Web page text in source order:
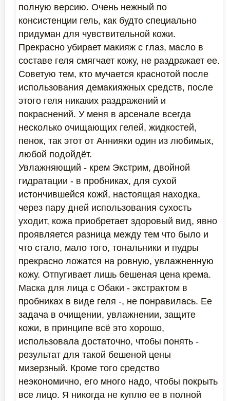
полную версию. Очень нежный по
консистенции гель, как будто специально
придуман для чувствительной кожи.
Прекрасно убирает макияж с глаз, масло в
составе геля смягчает кожу, не раздражает ее.
Советую тем, кто мучается краснотой после
использования демакияжных средств, после
этого геля никаких раздражений и
покраснений. У меня в арсенале всегда
несколько очищающих гелей, жидкостей,
пенок, так этот от Аннияки один из любимых,
любой подойдёт.
Увлажняющий - крем Экстрим, двойной
гидратации - в пробниках, для сухой
истончившейся кожй, настоящая находка,
через пару дней использования сухость
уходит, кожа приобретает здоровый вид, явно
проявляется разница между тем что было и
что стало, мало того, тональники и пудры
прекрасно ложатся на ровную, увлажненную
кожу. Отпугивает лишь бешеная цена крема.
Маска для лица с Обаки - экстрактом в
пробниках в виде геля -, не понравилась. Ее
задача в очищении, увлажнении, защите
кожи, в принципе всё это хорошо,
использовала достаточно, чтобы понять -
результат для такой бешеной цены
мизерзный. Кроме того средство
неэкономично, его много надо, чтобы покрыть
все лицо. Я никогда не куплю ее в полной